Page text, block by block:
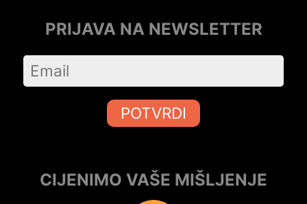
PRIJAVA NA NEWSLETTER
POTVRDI
CIJENIMO VAŠE MIŠLJENJE